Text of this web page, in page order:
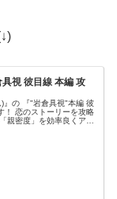
視 彼目線 本編 攻
)』の 『"岩倉具視"本編 彼
！ 恋のストーリーを攻略
親密度」を効率良くアッ